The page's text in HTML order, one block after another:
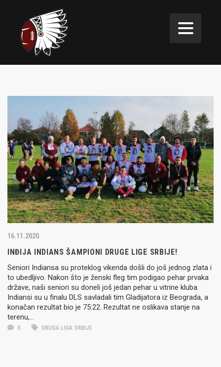
16.11.2020.
INĐIJA INDIANS ŠAMPIONI DRUGE LIGE SRBIJE!
Seniori Indiansa su proteklog vikenda došli do još jednog zlata i
to ubedljivo. Nakon što je ženski fleg tim podigao pehar prvaka
države, naši seniori su doneli još jedan pehar u vitrine kluba.
Indiansi su u finalu DLS savladali tim Gladijatora iz Beograda, a
konačan rezultat bio je 75:22. Rezultat ne oslikava stanje na
terenu,...
0 DRUGA LIGA SRBIJE